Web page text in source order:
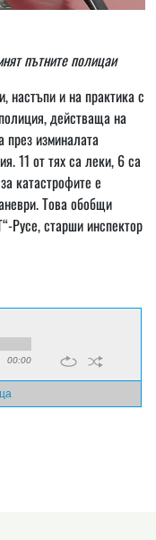
пътните полицаи
настъпи и на практика с
действаща на
през изминалата
11 от тях са леки, 6 са
катастрофите е
Това обобщи
Русе, старши инспектор
00:00